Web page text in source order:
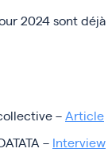
2024 sont déjà
–Article
– Interview